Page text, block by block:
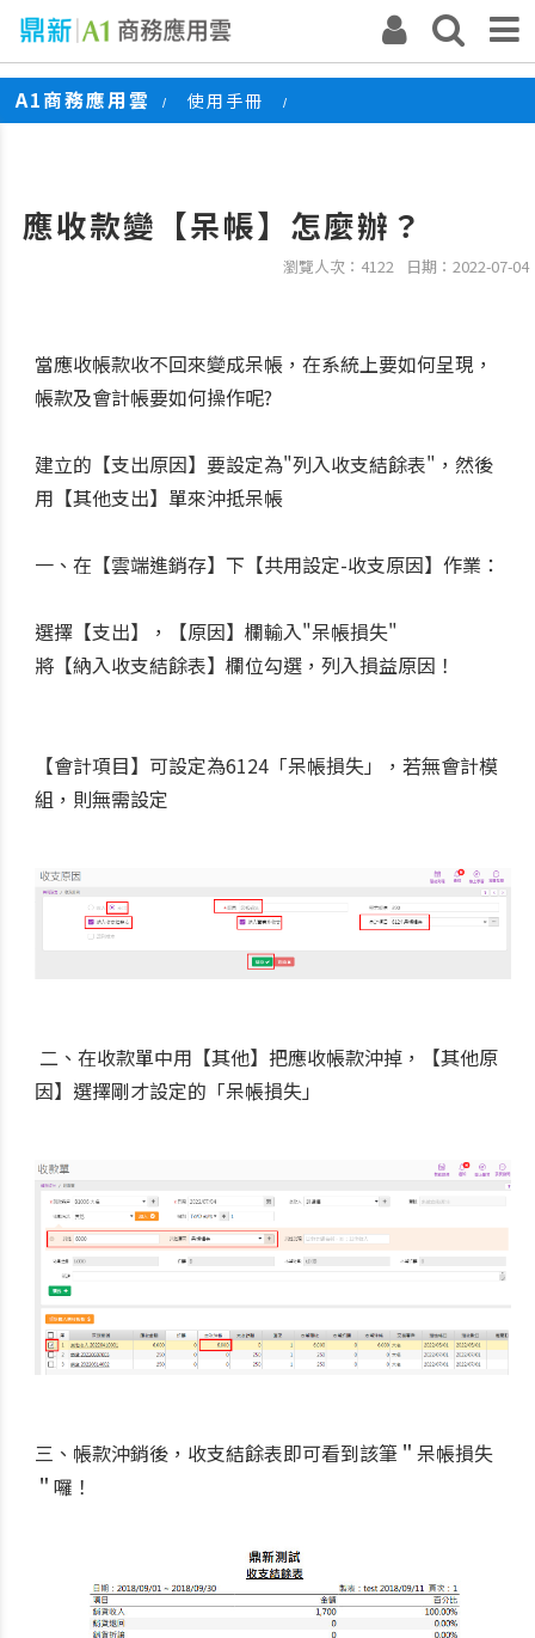
A1商務應用雲 / 使用手冊 /
應收款變【呆帳】怎麼辦？
瀏覽人次：4122 日期：2022-07-04
當應收帳款收不回來變成呆帳，在系統上要如何呈現，
帳款及會計帳要如何操作呢?
建立的【支出原因】要設定為"列入收支結餘表"，然後
用【其他支出】單來沖抵呆帳
一、在【雲端進銷存】下【共用設定-收支原因】作業：
選擇【支出】，【原因】欄輸入"呆帳損失"
將【納入收支結餘表】欄位勾選，列入損益原因！
【會計項目】可設定為6124「呆帳損失」，若無會計模
組，則無需設定
二、在收款單中用【其他】把應收帳款沖掉，【其他原
因】選擇剛才設定的「呆帳損失」
三、帳款沖銷後，收支結餘表即可看到該筆＂呆帳損失
＂囉！